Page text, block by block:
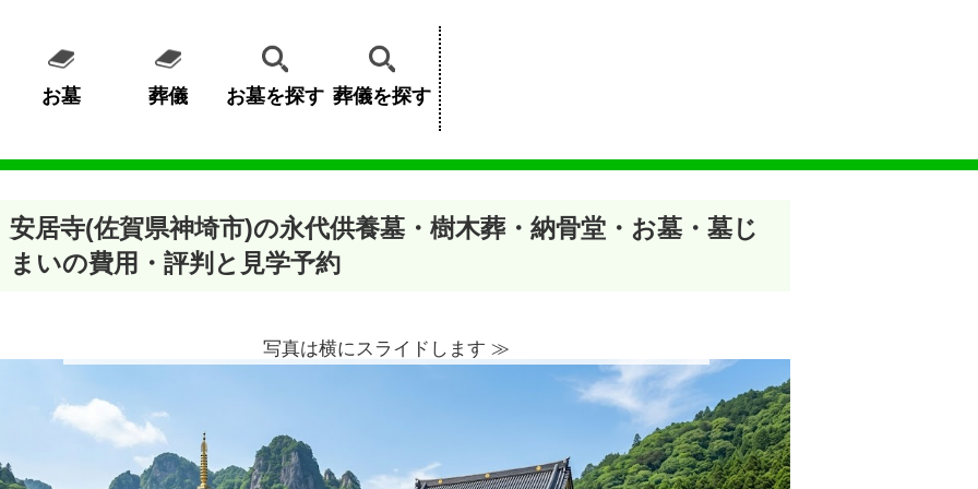
お墓 葬儀 お墓を探す 葬儀を探す
安居寺(佐賀県神埼市)の永代供養墓・樹木葬・納骨堂・お墓・墓じ
まいの費用・評判と見学予約
写真は横にスライドします ≫︎